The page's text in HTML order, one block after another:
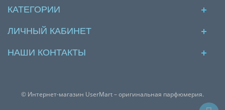
КАТЕГОРИИ
ЛИЧНЫЙ КАБИНЕТ
НАШИ КОНТАКТЫ
© Интернет-магазин UserMart – оригинальная парфюмерия.